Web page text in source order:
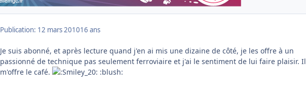
Publication: 12 mars 201016 ans
Je suis abonné, et après lecture quand j'en ai mis une dizaine de côté, je les offre à un
passionné de technique pas seulement ferroviaire et j'ai le sentiment de lui faire plaisir. Il
m'offre le café.
:blush: